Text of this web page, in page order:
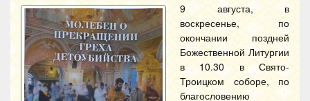
9 августа, в
воскресенье, по
окончании поздней
Божественной Литургии
в 10.30 в Свято-
Троицком соборе, по
благословению